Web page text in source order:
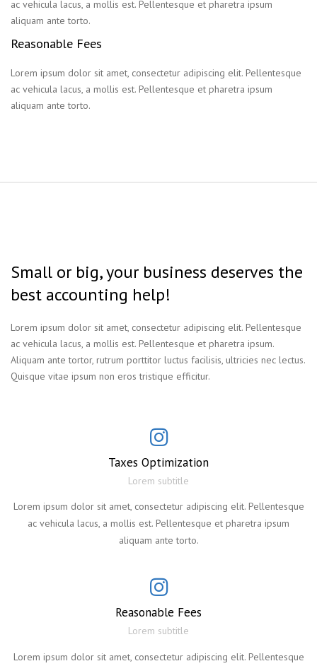
ac vehicula lacus, a mollis est. Pellentesque et pharetra ipsum
aliquam ante torto.
Reasonable Fees
Lorem ipsum dolor sit amet, consectetur adipiscing elit. Pellentesque
ac vehicula lacus, a mollis est. Pellentesque et pharetra ipsum
aliquam ante torto.
Small or big, your business deserves the
best accounting help!
Lorem ipsum dolor sit amet, consectetur adipiscing elit. Pellentesque
ac vehicula lacus, a mollis est. Pellentesque et pharetra ipsum.
Aliquam ante tortor, rutrum porttitor luctus facilisis, ultricies nec lectus.
Quisque vitae ipsum non eros tristique efficitur.
Taxes Optimization
Lorem subtitle
Lorem ipsum dolor sit amet, consectetur adipiscing elit. Pellentesque
ac vehicula lacus, a mollis est. Pellentesque et pharetra ipsum
aliquam ante torto.
Reasonable Fees
Lorem subtitle
Lorem ipsum dolor sit amet, consectetur adipiscing elit. Pellentesque